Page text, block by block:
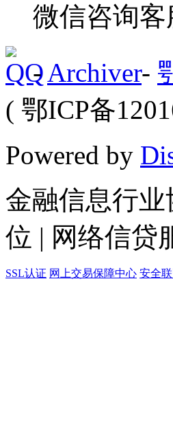
微信咨询客
- Archiver-
( 鄂ICP备
Powered by
金融信息行
位 | 网络信贷
SSL认证 网上交易保障中心 安全